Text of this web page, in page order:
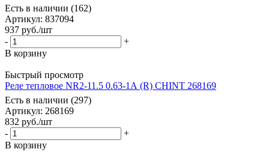
Есть в наличии (162)
Артикул: 837094
937 руб./шт
-
+
В корзину
Быстрый просмотр
Реле тепловое NR2-11.5 0.63-1А (R) CHINT 268169
Есть в наличии (297)
Артикул: 268169
832 руб./шт
-
+
В корзину